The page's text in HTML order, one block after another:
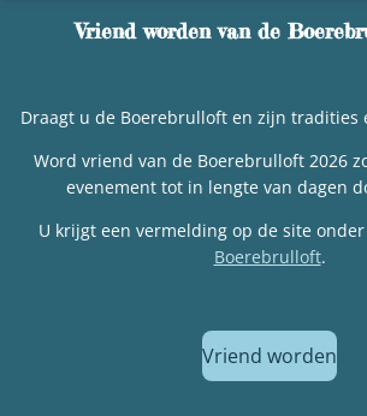
Vriend worden van de
Draagt u de Boerebrulloft en zijn tradities
Word vriend van de Boerebrulloft 2026
evenement tot in lengte van dagen
U krijgt een vermelding op de site onder
Boerebrulloft.
Vriend worden